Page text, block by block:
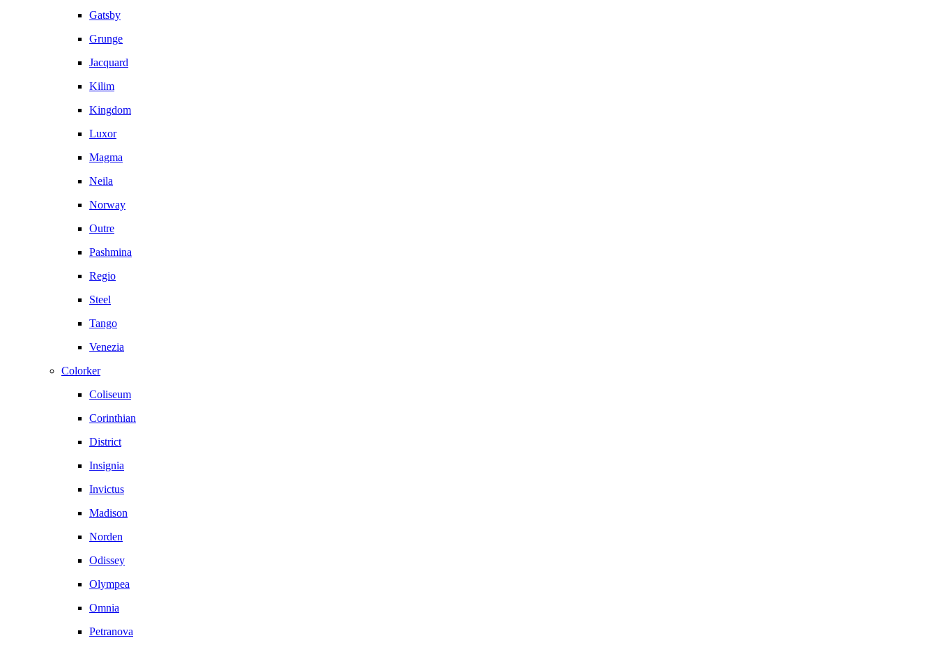
Gatsby
Grunge
Jacquard
Kilim
Kingdom
Luxor
Magma
Neila
Norway
Outre
Pashmina
Regio
Steel
Tango
Venezia
Colorker
Coliseum
Corinthian
District
Insignia
Invictus
Madison
Norden
Odissey
Olympea
Omnia
Petranova